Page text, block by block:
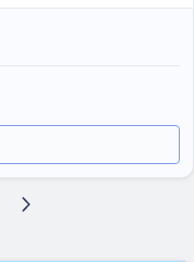
años de
médicas.
conferencias
en su temática de
Por último,
en su consultorio.